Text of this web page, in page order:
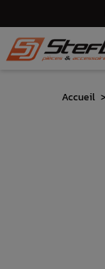
Accueil